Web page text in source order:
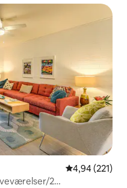
4,94 ud af 5 i
4,94 (221)
2